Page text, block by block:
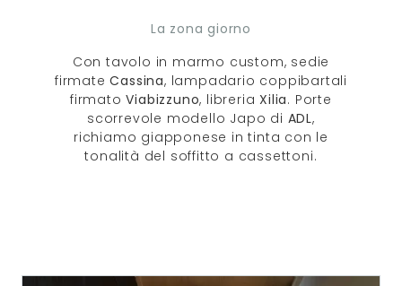
La zona giorno
Con tavolo in marmo custom, sedie
firmateCassina, lampadario coppibartali
firmatoViabizzuno, libreriaXilia. Porte
scorrevole modello Japo di ADL,
richiamo giapponese in tinta con le
tonalità del soffitto a cassettoni.